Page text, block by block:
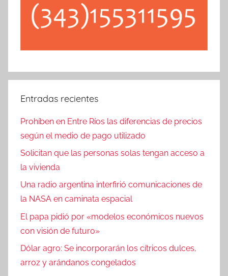
Entradas recientes
Prohíben en Entre Ríos las diferencias de precios
según el medio de pago utilizado
Solicitan que las personas solas tengan acceso a
la vivienda
Una radio argentina interfirió comunicaciones de
la NASA en caminata espacial
El papa pidió por «modelos económicos nuevos
con visión de futuro»
Dólar agro: Se incorporarán los cítricos dulces,
arroz y arándanos congelados